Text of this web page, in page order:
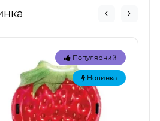
Популярний
Новинка